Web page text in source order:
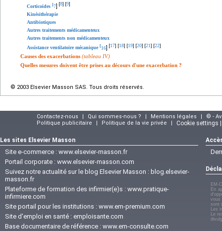
Corticoïdes [7] [8] [9]
Kinésithérapie
Antibiotiques
Autres traitements médicamenteux
Autres traitements non médicamenteux
Assistance ventilatoire mécanique [16] [17] [18] [19] [20] [21 ] [22]
Causes des exacerbations (tableau IV)
Quelles mesures doivent être prises au décours d'une exacerbation ?
© 2003 Elsevier Masson SAS. Tous droits réservés.
Contactez-nous Qui sommes-nous ? Mentions légales
© -
Politique publicitaire
Politique de la vie privée Cookie settings
Les sites Elsevier Masson
Site e-commerce : www.elsevier-masson.fr
Portail corporate : www.elsevier-masson.com
Suivez notre actualité sur le blog Elsevier Masson : blog.elsevier-
masson.fr
Plateforme de formation des infirmier(e)s : www.pratique-
infirmiere.com
Site portail pour les institutions : www.em-premium.com
Site d'emploi en santé : emploisante.com
Base documentaire de référence : www.em-consulte.com
EM-
En
vous
sont
Les
Le